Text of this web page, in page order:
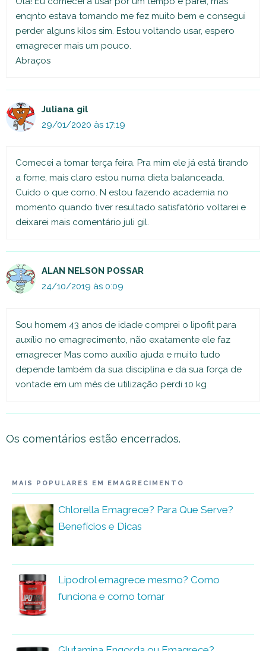
enqnto estava tomando me fez muito bem e consegui
perder alguns kilos sim. Estou voltando usar, espero
emagrecer mais um pouco.
Abraços
Juliana gil
29/01/2020 às 17:19
Comecei a tomar terça feira. Pra mim ele já está tirando
a fome, mais claro estou numa dieta balanceada.
Cuido o que como. N estou fazendo academia no
momento quando tiver resultado satisfatório voltarei e
deixarei mais comentário juli gil.
ALAN NELSON POSSAR
24/10/2019 às 0:09
Sou homem 43 anos de idade comprei o lipofit para
auxílio no emagrecimento, não exatamente ele faz
emagrecer Mas como auxílio ajuda e muito tudo
depende também da sua disciplina e da sua força de
vontade em um mês de utilização perdi 10 kg
Os comentários estão encerrados.
MAIS POPULARES EM EMAGRECIMENTO
Chlorella Emagrece? Para Que Serve?
Benefícios e Dicas
Lipodrol emagrece mesmo? Como
funciona e como tomar